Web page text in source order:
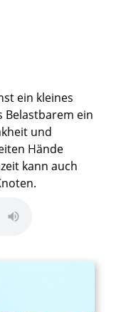
ein kleines
Belastbarem ein
und
Hände
kann auch